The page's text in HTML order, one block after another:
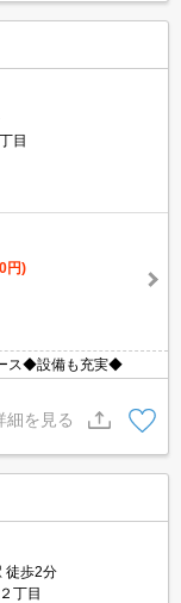
目
円)
ス◆設備も充実◆
細を見る
徒歩2分
丁目